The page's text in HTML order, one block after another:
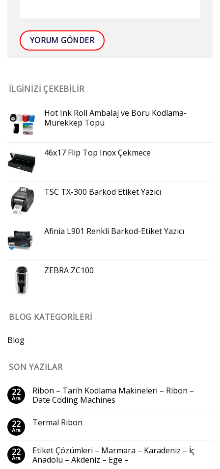
İLGINIZI ÇEKEBILIR
Hot Ink Roll Ambalaj ve Boru Kodlama-
Mürekkep Topu
46x17 Flip Top Inox Çekmece
TSC TX-300 Barkod Etiket Yazıcı
Afinia L901 Renkli Barkod-Etiket Yazıcı
ZEBRA ZC100
BLOG KATEGORILERI
Blog
SON YAZILAR
22
Ara
Ribon – Tarih Kodlama Makineleri – Ribon –
Date Coding Machines
22
Ara
Termal Ribon
22
Ara
Etiket Çözümleri – Marmara – Karadeniz – İç
Anadolu – Akdeniz – Ege –